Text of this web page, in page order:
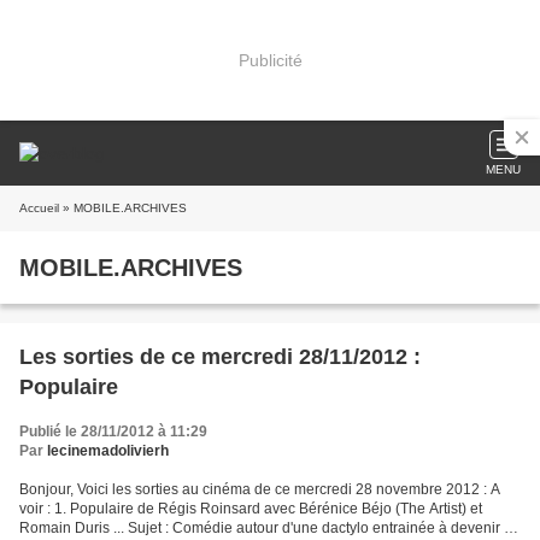
Publicité
MENU
Accueil » MOBILE.ARCHIVES
MOBILE.ARCHIVES
Les sorties de ce mercredi 28/11/2012 :
Populaire
Publié le 28/11/2012 à 11:29
Par lecinemadolivierh
Bonjour, Voici les sorties au cinéma de ce mercredi 28 novembre 2012 : A
voir : 1. Populaire de Régis Roinsard avec Bérénice Béjo (The Artist) et
Romain Duris ... Sujet : Comédie autour d'une dactylo entrainée à devenir la